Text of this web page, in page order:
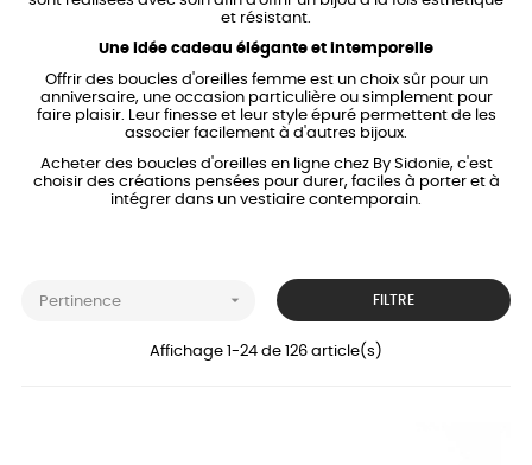
et résistant.
Une idée cadeau élégante et intemporelle
Offrir des boucles d'oreilles femme est un choix sûr pour un
anniversaire, une occasion particulière ou simplement pour
faire plaisir. Leur finesse et leur style épuré permettent de les
associer facilement à d'autres bijoux.
Acheter des boucles d'oreilles en ligne chez By Sidonie, c'est
choisir des créations pensées pour durer, faciles à porter et à
intégrer dans un vestiaire contemporain.
Pertinence  FILTRE
Affichage 1-24 de 126 article(s)